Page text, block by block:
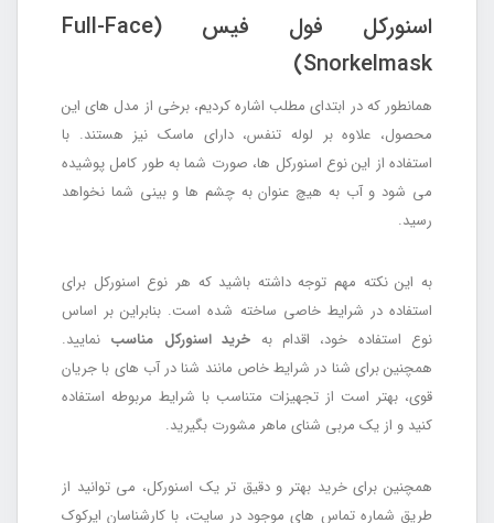
اسنورکل فول فیس (Full-Face
Snorkelmask)
همانطور که در ابتدای مطلب اشاره کردیم، برخی از مدل های این
محصول، علاوه بر لوله تنفس، دارای ماسک نیز هستند. با
استفاده از این نوع اسنورکل ها، صورت شما به طور کامل پوشیده
می شود و آب به هیچ عنوان به چشم ها و بینی شما نخواهد
رسید.
به این نکته مهم توجه داشته باشید که هر نوع اسنورکل برای
استفاده در شرایط خاصی ساخته شده است. بنابراین بر اساس
نوع استفاده خود، اقدام به خرید اسنورکل مناسب نمایید.
همچنین برای شنا در شرایط خاص مانند شنا در آب های با جریان
قوی، بهتر است از تجهیزات متناسب با شرایط مربوطه استفاده
کنید و از یک مربی شنای ماهر مشورت بگیرید.
همچنین برای خرید بهتر و دقیق تر یک اسنورکل، می توانید از
طریق شماره تماس های موجود در سایت، با کارشناسان ایرکوک